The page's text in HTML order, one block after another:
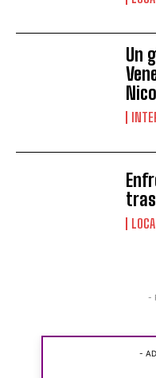
I've read and accept
Un
tras
-
-